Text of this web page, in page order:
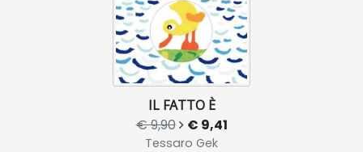
IL FATTO È
€ 9,90 € 9,41
Tessaro Gek